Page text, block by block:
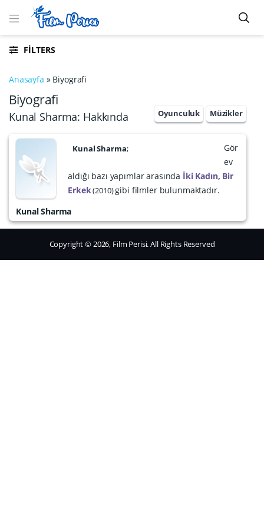
FILTERS
Anasayfa » Biyografi
Biyografi
Kunal Sharma: Hakkında Müzikler
Oyunculuk
Kunal Sharma;
Gör
ev
aldığı bazı yapımlar arasında İki Kadın, Bir
Erkek 2010 gibi filmler bulunmaktadır.
Kunal Sharma
Copyright © 2026, Film Perisi. All Rights Reserved